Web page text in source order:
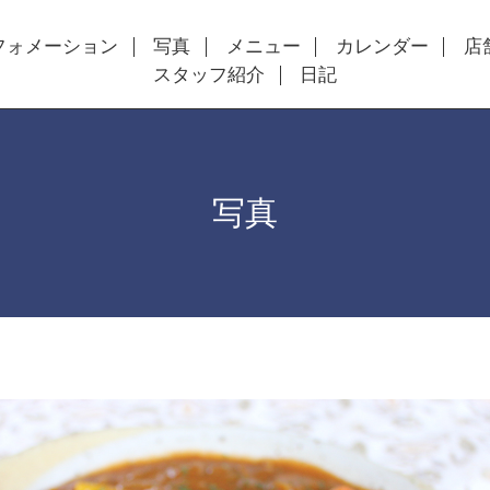
ォメーション 写真 メニュー カレンダー
店
スタッフ紹介
日記
写真